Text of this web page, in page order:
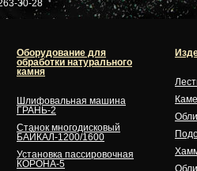
30-28
Оборудование для
обработки натурального
камня
Шлифовальная машина
ГРАНЬ-2
Станок многодисковый
БАЙКАЛ-1200/1600
Установка пассировочная
КОРОНА-5